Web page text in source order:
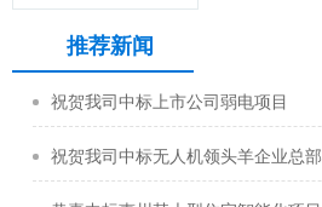
推荐新闻
祝贺我司中标上市公司弱电项目
祝贺我司中标无人机领头羊企业总部